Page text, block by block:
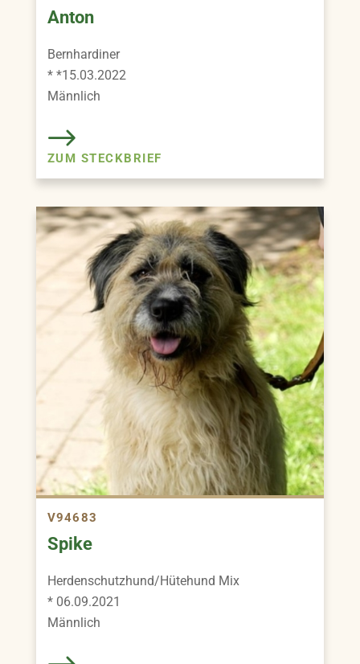
Anton
Bernhardiner
* *15.03.2022
Männlich
ZUM STECKBRIEF
V94683
Spike
Herdenschutzhund/Hütehund Mix
* 06.09.2021
Männlich